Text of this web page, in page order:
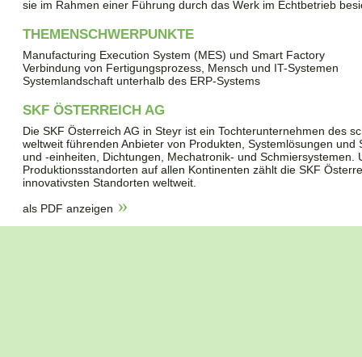
sie im Rahmen einer Führung durch das Werk im Echtbetrieb
THEMENSCHWERPUNKTE
Manufacturing Execution System (MES) und Smart Factory
Verbindung von Fertigungsprozess, Mensch und IT-Systemen
Systemlandschaft unterhalb des ERP-Systems
SKF ÖSTERREICH AG
Die SKF Österreich AG in Steyr ist ein Tochterunternehmen des
weltweit führenden Anbieter von Produkten, Systemlösungen und
und -einheiten, Dichtungen, Mechatronik- und Schmiersystemen.
Produktionsstandorten auf allen Kontinenten zählt die SKF
innovativsten Standorten weltweit.
als PDF anzeigen